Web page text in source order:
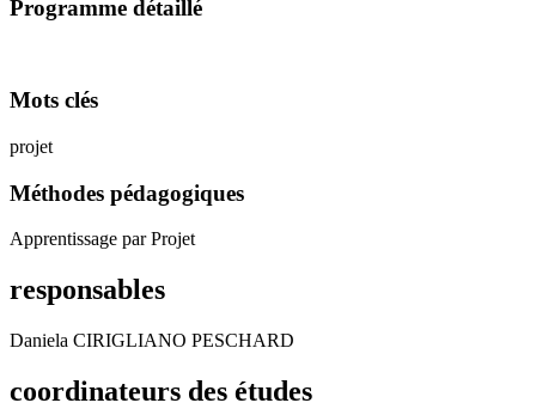
Programme détaillé
Mots clés
projet
Méthodes pédagogiques
Apprentissage par Projet
responsables
Daniela CIRIGLIANO PESCHARD
coordinateurs des études